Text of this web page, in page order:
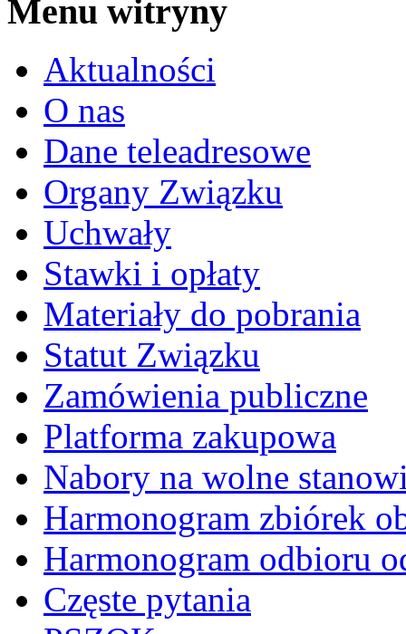
Menu witryny
Aktualności
O nas
Dane teleadresowe
Organy Związku
Uchwały
Stawki i opłaty
Materiały do pobrania
Statut Związku
Zamówienia publiczne
Platforma zakupowa
Nabory na wolne
Harmonogram zbiórek
Harmonogram odbioru
Częste pytania